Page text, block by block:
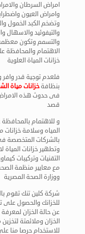
امراض السرطان
وامراض العيون
وتضخم الكبد الخمول
والتيفوئيد والاسهال
والتسمم وتكون
الاهتمام والمحافظة
خزانات المياة العلوية
فلعدم توجية قدر وافر
بنظافةخزانات مياة
فى حدوث هذه
قصد
و للاهتمام
المياه وسلامة خزانات
بالشركات المتخصصة
وتطهير خزانات المياة
التقنيات وتركيبات
مع معايير منظمة
ووزارة الصحة المصرية
شركة كلين تنك تقوم
للخزانك والحصول
عن حالة الخزان
الخزان وملائمتة
للاستخدام حرصا منا